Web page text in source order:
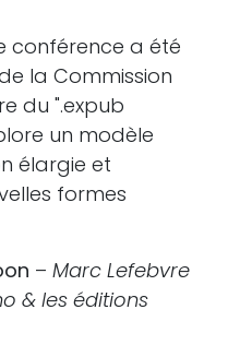
conférence a été
la Commission
du ".expub
un modèle
élargie et
formes
– Marc Lefebvre
& les éditions